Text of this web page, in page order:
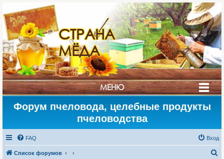
СТРАНА
МЁДА
МЕНЮ
Форум пчеловода, целебные продукты
пчеловодства
FAQ Вход
Список форумов